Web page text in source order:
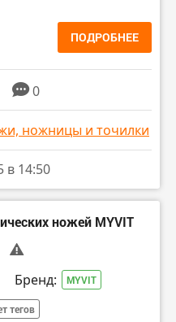
ПОДРОБНЕЕ
0
ножницы и точилки
в 14:50
ножей MYVIT
Бренд: MYVIT
тегов